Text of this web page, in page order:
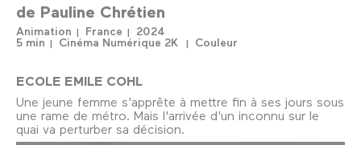
de Pauline Chrétien
Animation France
2024
5 min
Cinéma Numérique 2K Couleur
ECOLE EMILE COHL
Une jeune femme s'apprête à mettre fin à ses jours sous
une rame de métro. Mais l'arrivée d'un inconnu sur le
quai va perturber sa décision.